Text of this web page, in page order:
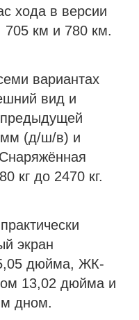
хода в версии
705 км и 780 км.
вариантах
вид и
предыдущей
мм (д/ш/в) и
кг до 2470 кг.
экран
дюйма, ЖК-
13,02 дюйма и
дном.